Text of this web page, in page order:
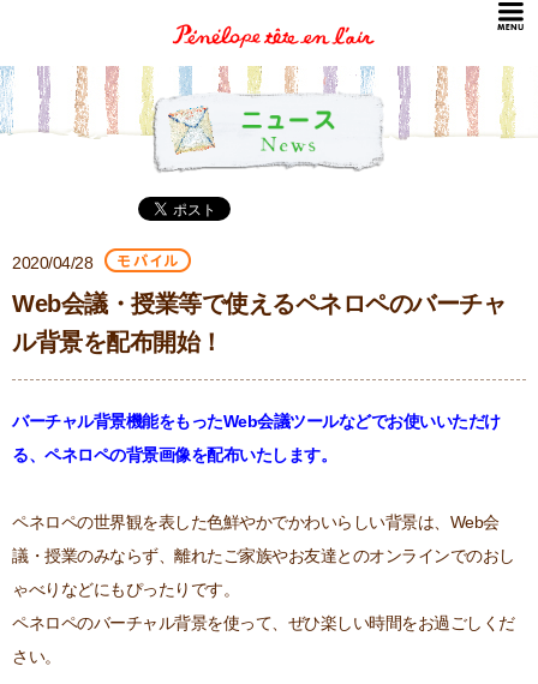
2020/04/28
Web会議・授業等で使えるペネロペのバーチャ
ル背景を配布開始！
バーチャル背景機能をもったWeb会議ツールなどでお使いいただけ
る、ペネロペの背景画像を配布いたします。
ペネロペの世界観を表した色鮮やかでかわいらしい背景は、Web会
議・授業のみならず、離れたご家族やお友達とのオンラインでのおし
ゃべりなどにもぴったりです。
ペネロペのバーチャル背景を使って、ぜひ楽しい時間をお過ごしくだ
さい。